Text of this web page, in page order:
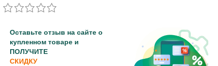
Оставьте отзыв на сайте о
купленном товаре и
ПОЛУЧИТЕ
СКИДКУ